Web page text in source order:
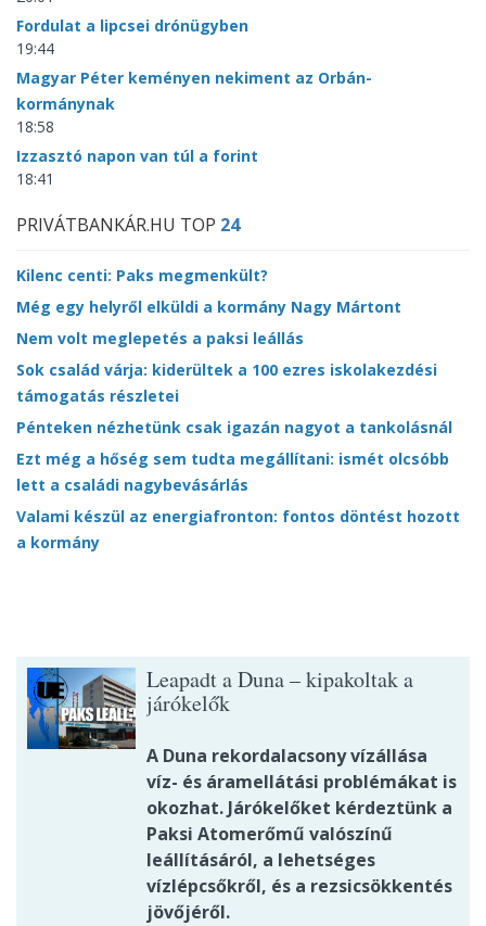
Fordulat a lipcsei drónügyben
19:44
Magyar Péter keményen nekiment az Orbán-
kormánynak
18:58
Izzasztó napon van túl a forint
18:41
PRIVÁTBANKÁR.HU TOP 24
Kilenc centi: Paks megmenkült?
Még egy helyről elküldi a kormány Nagy Mártont
Nem volt meglepetés a paksi leállás
Sok család várja: kiderültek a 100 ezres iskolakezdési
támogatás részletei
Pénteken nézhetünk csak igazán nagyot a tankolásnál
Ezt még a hőség sem tudta megállítani: ismét olcsóbb
lett a családi nagybevásárlás
Valami készül az energiafronton: fontos döntést hozott
a kormány
Leapadt a Duna – kipakoltak a
járókelők
A Duna rekordalacsony vízállása
víz- és áramellátási problémákat is
okozhat. Járókelőket kérdeztünk a
Paksi Atomerőmű valószínű
leállításáról, a lehetséges
vízlépcsőkről, és a rezsicsökkentés
jövőjéről.